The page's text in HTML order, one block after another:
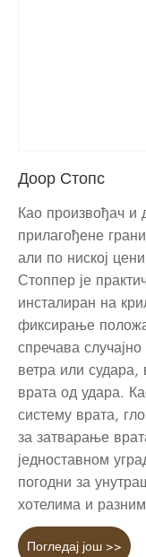
Доор Стопс
Као произвођач
прилагођене
али по ниској
Стоппер је
инсталиран на
фиксирање
спречава
ветра или
врата од удара.
систему врата,
за затварање
једноставном
погодни за
хотелима и
Погледај још >>